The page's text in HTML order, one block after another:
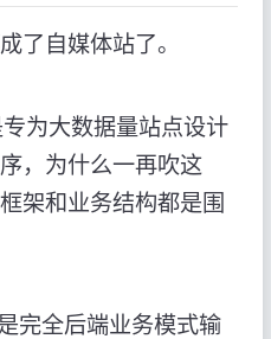
了自媒体站了。
为大数据量站点设计
，为什么一再吹这
架和业务结构都是围
完全后端业务模式输